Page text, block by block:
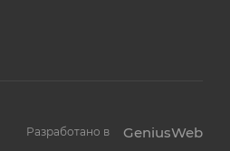
Разработано в GeniusWeb